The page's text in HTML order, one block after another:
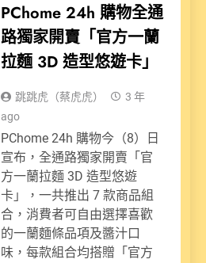
PChome 24h 購物全通
路獨家開賣「官方一蘭
拉麵 3D 造型悠遊卡」
跳跳虎（蔡虎虎）
3 年
ago
PChome 24h 購物今（8）日
宣布，全通路獨家開賣「官
方一蘭拉麵 3D 造型悠遊
卡」，一共推出 7 款商品組
合，消費者可自由選擇喜歡
的一蘭麵條品項及醬汁口
味，每款組合均搭贈「官方